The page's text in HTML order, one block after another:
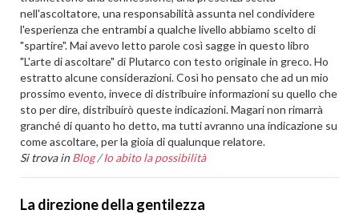
nell'ascoltatore, una responsabilità assunta nel condividere
l'esperienza che entrambi a qualche livello abbiamo scelto di
"spartire". Mai avevo letto parole così sagge in questo libro
"L'arte di ascoltare" di Plutarco con testo originale in greco. Ho
estratto alcune considerazioni. Così ho pensato che ad un mio
prossimo evento, invece di distribuire informazioni su quello che
sto per dire, distribuirò queste indicazioni. Magari non rimarrà
granché di quanto ho detto, ma tutti avranno una indicazione su
come ascoltare, per la gioia di qualunque relatore.
Si trova in Blog /Io abito la possibilità
La direzione della gentilezza